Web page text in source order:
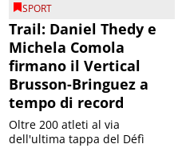
SPORT
Trail: Daniel Thedy e
Michela Comola
firmano il Vertical
Brusson-Bringuez a
tempo di record
Oltre 200 atleti al via
dell'ultima tappa del Défì